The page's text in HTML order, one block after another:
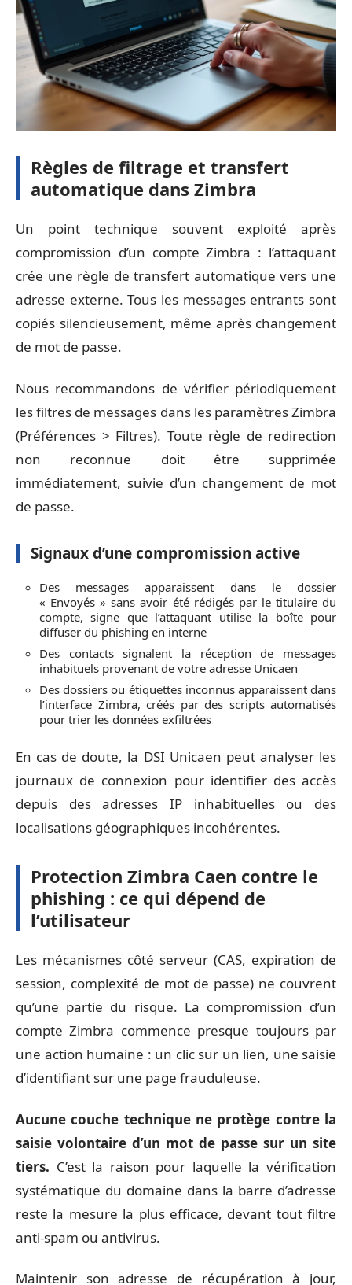
Règles de filtrage et transfert
automatique dans Zimbra
Un point technique souvent exploité après
compromission d’un compte Zimbra : l’attaquant
crée une règle de transfert automatique vers une
adresse externe. Tous les messages entrants sont
copiés silencieusement, même après changement
de mot de passe.
Nous recommandons de vérifier périodiquement
les filtres de messages dans les paramètres Zimbra
(Préférences > Filtres). Toute règle de redirection
non reconnue doit être supprimée
immédiatement, suivie d’un changement de mot
de passe.
Signaux d’une compromission active
Des messages apparaissent dans le dossier
« Envoyés » sans avoir été rédigés par le titulaire du
compte, signe que l’attaquant utilise la boîte pour
diffuser du phishing en interne
Des contacts signalent la réception de messages
inhabituels provenant de votre adresse Unicaen
Des dossiers ou étiquettes inconnus apparaissent dans
l’interface Zimbra, créés par des scripts automatisés
pour trier les données exfiltrées
En cas de doute, la DSI Unicaen peut analyser les
journaux de connexion pour identifier des accès
depuis des adresses IP inhabituelles ou des
localisations géographiques incohérentes.
Protection Zimbra Caen contre le
phishing : ce qui dépend de
l’utilisateur
Les mécanismes côté serveur (CAS, expiration de
session, complexité de mot de passe) ne couvrent
qu’une partie du risque. La compromission d’un
compte Zimbra commence presque toujours par
une action humaine : un clic sur un lien, une saisie
d’identifiant sur une page frauduleuse.
Aucune couche technique ne protège contre la
saisie volontaire d’un mot de passe sur un site
tiers. C’est la raison pour laquelle la vérification
systématique du domaine dans la barre d’adresse
reste la mesure la plus efficace, devant tout filtre
anti-spam ou antivirus.
Maintenir son adresse de récupération à jour,